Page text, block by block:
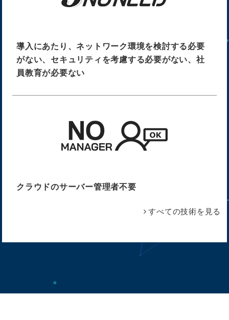
導入にあたり、ネットワーク環境を検討する必要
がない、 セキュリティを考慮する必要がない、社
員教育が必要ない
クラウドのサーバー管理者不要
すべての技術を見る